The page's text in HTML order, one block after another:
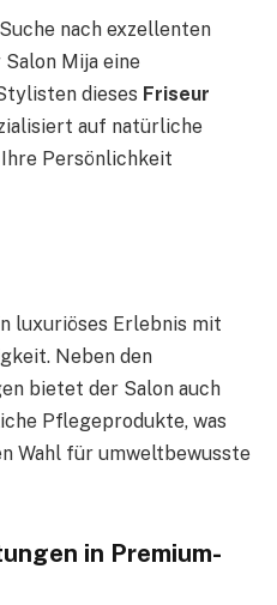
nach exzellenten
Mija eine
dieses Friseur
auf natürliche
Persönlichkeit
luxuriöses Erlebnis mit
Neben den
bietet der Salon auch
Pflegeprodukte, was
Wahl für umweltbewusste
in Premium-